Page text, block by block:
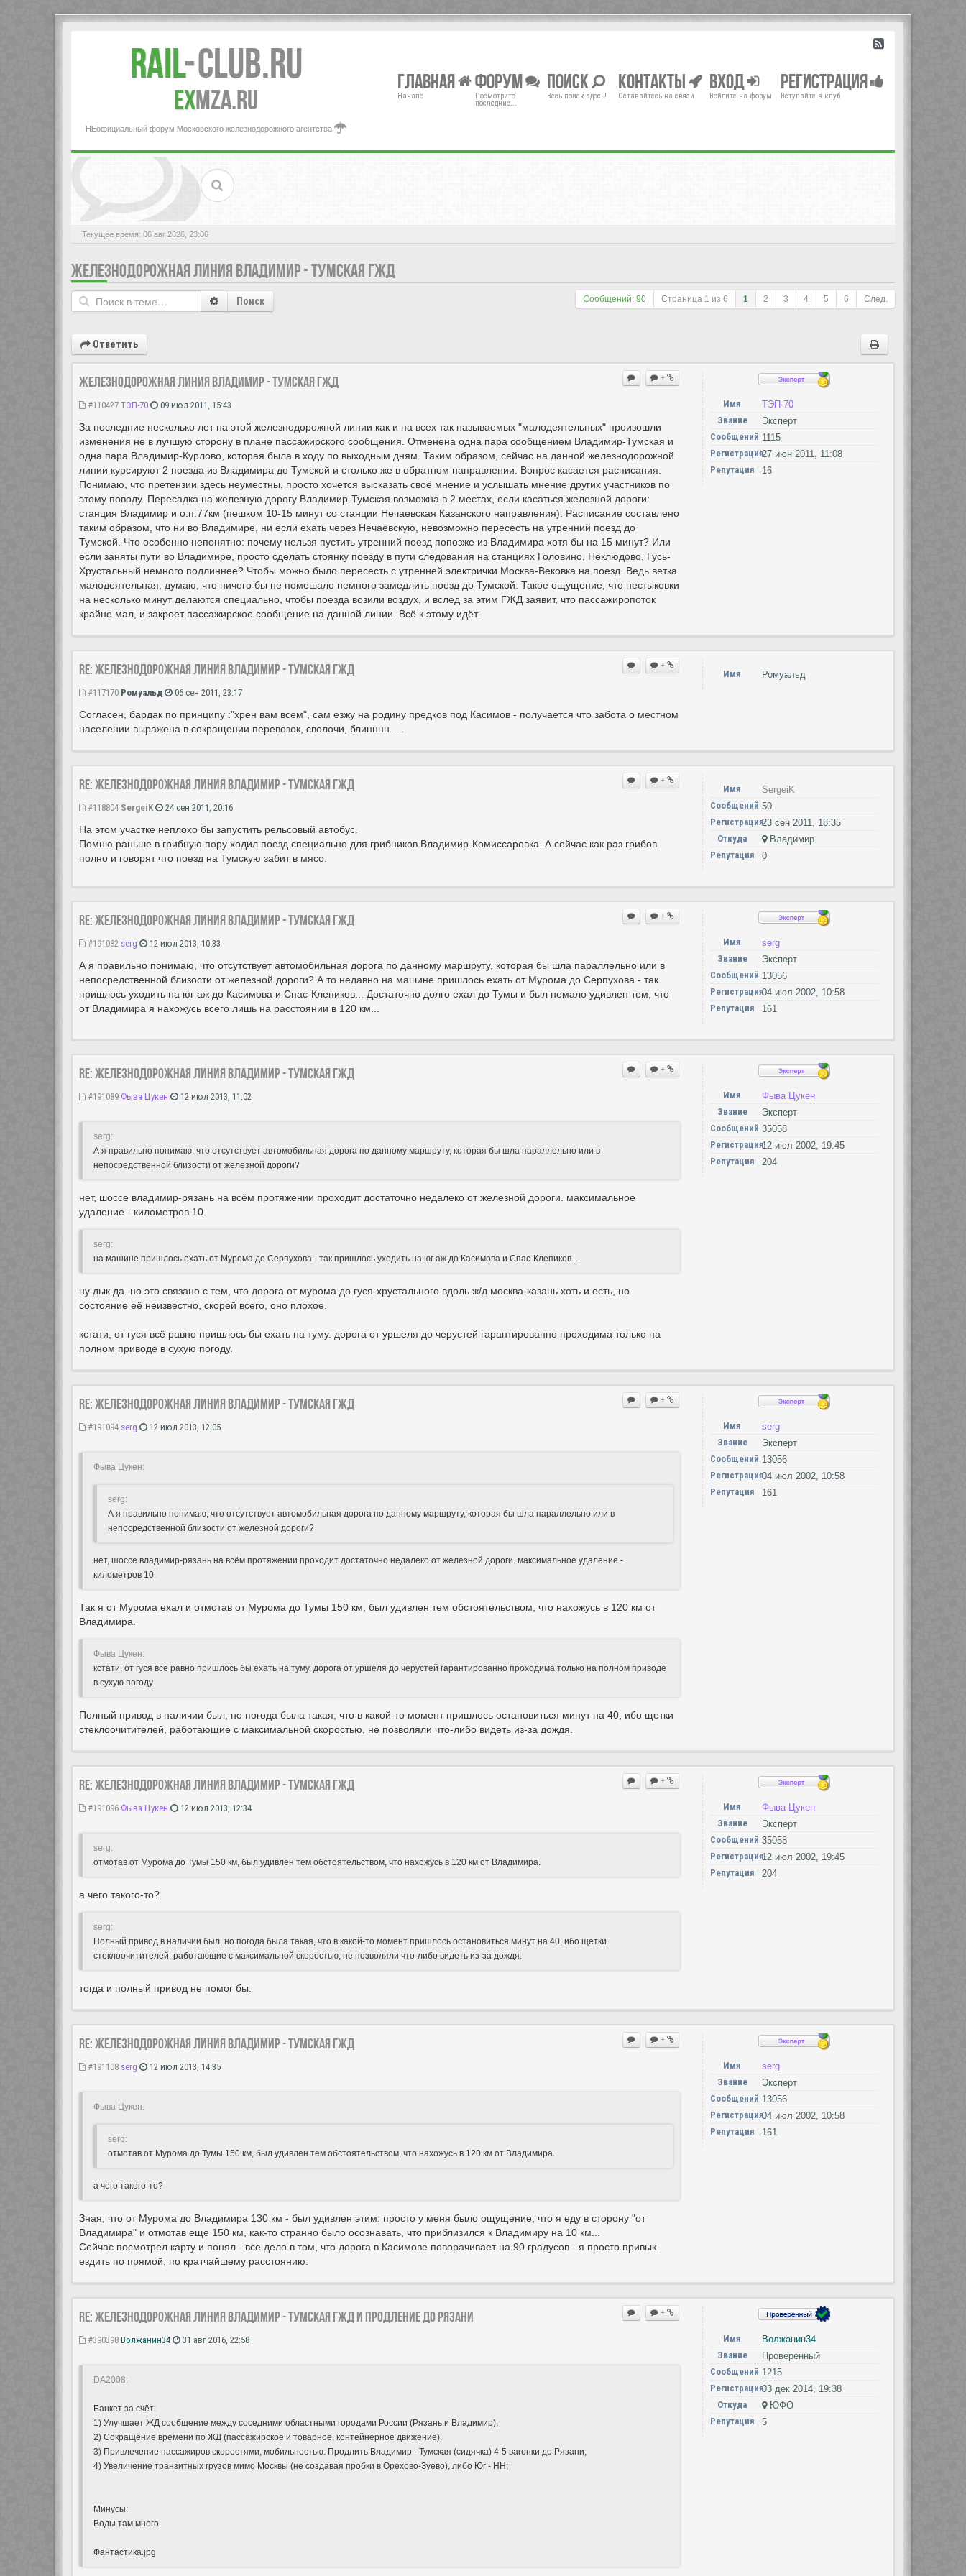
Rail-Club.RU
exMZA.RU
НЕофициальный форум Московского железнодорожного агентства
Главная
Начало
Форум
Посмотрите
последние...
Поиск
Весь поиск здесь!
Контакты
Оставайтесь на связи
Вход
Войдите на форум
Регистрация
Вступайте в клуб
Текущее время: 06 авг 2026, 23:06
ЖЕЛЕЗНОДОРОЖНАЯ ЛИНИЯ ВЛАДИМИР - ТУМСКАЯ ГЖД
Сообщений: 90 Страница 1 из 6 1 2 3 4 5 6 След.
Поиск
Ответить
+
Железнодорожная линия Владимир - Тумская ГЖД
#110427 ТЭП-70 09 июл 2011, 15:43
За последние несколько лет на этой железнодорожной линии как и на всех так называемых "малодеятельных" произошли
изменения не в лучшую сторону в плане пассажирского сообщения. Отменена одна пара сообщением Владимир-Тумская и
одна пара Владимир-Курлово, которая была в ходу по выходным дням. Таким образом, сейчас на данной железнодорожной
линии курсируют 2 поезда из Владимира до Тумской и столько же в обратном направлении. Вопрос касается расписания.
Понимаю, что претензии здесь неуместны, просто хочется высказать своё мнение и услышать мнение других участников по
этому поводу. Пересадка на железную дорогу Владимир-Тумская возможна в 2 местах, если касаться железной дороги:
станция Владимир и о.п.77км (пешком 10-15 минут со станции Нечаевская Казанского направления). Расписание составлено
таким образом, что ни во Владимире, ни если ехать через Нечаевскую, невозможно пересесть на утренний поезд до
Тумской. Что особенно непонятно: почему нельзя пустить утренний поезд попозже из Владимира хотя бы на 15 минут? Или
если заняты пути во Владимире, просто сделать стоянку поезду в пути следования на станциях Головино, Неклюдово, Гусь-
Хрустальный немного подлиннее? Чтобы можно было пересесть с утренней электрички Москва-Вековка на поезд. Ведь ветка
малодеятельная, думаю, что ничего бы не помешало немного замедлить поезд до Тумской. Такое ощущение, что нестыковки
на несколько минут делаются специально, чтобы поезда возили воздух, и вслед за этим ГЖД заявит, что пассажиропоток
крайне мал, и закроет пассажирское сообщение на данной линии. Всё к этому идёт.
Имя
ТЭП-70
Звание
Эксперт
Сообщений 1115
Регистрация27 июн 2011, 11:08
Репутация
16
+
Re: Железнодорожная линия Владимир - Тумская ГЖД
#117170 Ромуальд 06 сен 2011, 23:17
Согласен, бардак по принципу :"хрен вам всем", сам езжу на родину предков под Касимов - получается что забота о местном
населении выражена в сокращении перевозок, сволочи, блинннн.....
Имя Ромуальд
+
Re: Железнодорожная линия Владимир - Тумская ГЖД
#118804 SergeiK 24 сен 2011, 20:16
На этом участке неплохо бы запустить рельсовый автобус.
Помню раньше в грибную пору ходил поезд специально для грибников Владимир-Комиссаровка. А сейчас как раз грибов
полно и говорят что поезд на Тумскую забит в мясо.
Имя
SergeiK
Сообщений 50
Регистрация23 сен 2011, 18:35
Откуда
Владимир
Репутация
0
+
Re: Железнодорожная линия Владимир - Тумская ГЖД
#191082 serg 12 июл 2013, 10:33
А я правильно понимаю, что отсутствует автомобильная дорога по данному маршруту, которая бы шла параллельно или в
непосредственной близости от железной дороги? А то недавно на машине пришлось ехать от Мурома до Серпухова - так
пришлось уходить на юг аж до Касимова и Спас-Клепиков... Достаточно долго ехал до Тумы и был немало удивлен тем, что
от Владимира я нахожусь всего лишь на расстоянии в 120 км...
Имя
serg
Звание
Эксперт
Сообщений 13056
Регистрация04 июл 2002, 10:58
Репутация
161
+
Re: Железнодорожная линия Владимир - Тумская ГЖД
#191089 Фыва Цукен 12 июл 2013, 11:02
serg:
А я правильно понимаю, что отсутствует автомобильная дорога по данному маршруту, которая бы шла параллельно или в
непосредственной близости от железной дороги?
нет, шоссе владимир-рязань на всём протяжении проходит достаточно недалеко от железной дороги. максимальное
удаление - километров 10.
serg:
на машине пришлось ехать от Мурома до Серпухова - так пришлось уходить на юг аж до Касимова и Спас-Клепиков...
ну дык да. но это связано с тем, что дорога от мурома до гуся-хрустального вдоль ж/д москва-казань хоть и есть, но
состояние её неизвестно, скорей всего, оно плохое.
кстати, от гуся всё равно пришлось бы ехать на туму. дорога от уршеля до черустей гарантированно проходима только на
полном приводе в сухую погоду.
Имя
Фыва Цукен
Звание
Эксперт
Сообщений 35058
Регистрация12 июл 2002, 19:45
Репутация
204
+
Re: Железнодорожная линия Владимир - Тумская ГЖД
#191094 serg 12 июл 2013, 12:05
Фыва Цукен:
serg:
А я правильно понимаю, что отсутствует автомобильная дорога по данному маршруту, которая бы шла параллельно или в
непосредственной близости от железной дороги?
нет, шоссе владимир-рязань на всём протяжении проходит достаточно недалеко от железной дороги. максимальное удаление -
километров 10.
Так я от Мурома ехал и отмотав от Мурома до Тумы 150 км, был удивлен тем обстоятельством, что нахожусь в 120 км от
Владимира.
Фыва Цукен:
кстати, от гуся всё равно пришлось бы ехать на туму. дорога от уршеля до черустей гарантированно проходима только на полном приводе
в сухую погоду.
Полный привод в наличии был, но погода была такая, что в какой-то момент пришлось остановиться минут на 40, ибо щетки
стеклоочитителей, работающие с максимальной скоростью, не позволяли что-либо видеть из-за дождя.
Имя
serg
Звание
Эксперт
Сообщений 13056
Регистрация04 июл 2002, 10:58
Репутация
161
+
Re: Железнодорожная линия Владимир - Тумская ГЖД
#191096 Фыва Цукен 12 июл 2013, 12:34
serg:
отмотав от Мурома до Тумы 150 км, был удивлен тем обстоятельством, что нахожусь в 120 км от Владимира.
а чего такого-то?
serg:
Полный привод в наличии был, но погода была такая, что в какой-то момент пришлось остановиться минут на 40, ибо щетки
стеклоочитителей, работающие с максимальной скоростью, не позволяли что-либо видеть из-за дождя.
тогда и полный привод не помог бы.
Имя
Фыва Цукен
Звание
Эксперт
Сообщений 35058
Регистрация12 июл 2002, 19:45
Репутация
204
+
Re: Железнодорожная линия Владимир - Тумская ГЖД
#191108 serg 12 июл 2013, 14:35
Фыва Цукен:
serg:
отмотав от Мурома до Тумы 150 км, был удивлен тем обстоятельством, что нахожусь в 120 км от Владимира.
а чего такого-то?
Зная, что от Мурома до Владимира 130 км - был удивлен этим: просто у меня было ощущение, что я еду в сторону "от
Владимира" и отмотав еще 150 км, как-то странно было осознавать, что приблизился к Владимиру на 10 км...
Сейчас посмотрел карту и понял - все дело в том, что дорога в Касимове поворачивает на 90 градусов - я просто привык
ездить по прямой, по кратчайшему расстоянию.
Имя
serg
Звание
Эксперт
Сообщений 13056
Регистрация04 июл 2002, 10:58
Репутация
161
+
Re: Железнодорожная линия Владимир - Тумская ГЖД и продление до Рязани
#390398 Волжанин34 31 авг 2016, 22:58
DA2008:
Банкет за счёт:
1) Улучшает ЖД сообщение между соседними областными городами России (Рязань и Владимир);
2) Сокращение времени по ЖД (пассажирское и товарное, контейнерное движение).
3) Привлечение пассажиров скоростями, мобильностью. Продлить Владимир - Тумская (сидячка) 4-5 вагонки до Рязани;
4) Увеличение транзитных грузов мимо Москвы (не создавая пробки в Орехово-Зуево), либо Юг - НН;
Минусы:
Воды там много.
Фантастика.jpg
Имя
Волжанин34
Звание
Проверенный
Сообщений 1215
Регистрация03 дек 2014, 19:38
Откуда
ЮФО
Репутация
5